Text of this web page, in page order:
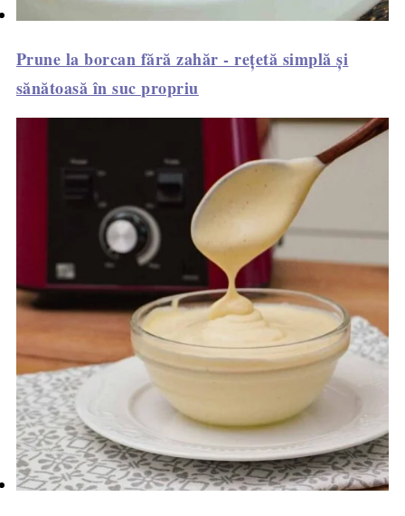
Prune la borcan fără zahăr - rețetă simplă și
sănătoasă în suc propriu